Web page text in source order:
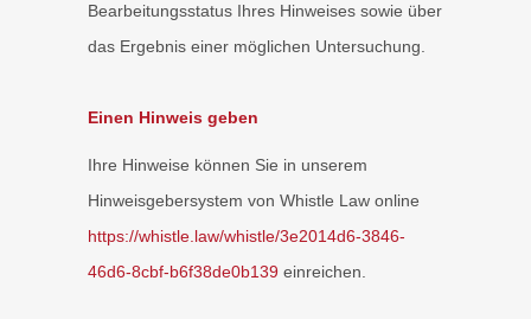
Bearbeitungsstatus Ihres Hinweises sowie über
das Ergebnis einer möglichen Untersuchung.
Einen Hinweis geben
Ihre Hinweise können Sie in unserem
Hinweisgebersystem von Whistle Law online
https://whistle.law/whistle/3e2014d6-3846-
46d6-8cbf-b6f38de0b139 einreichen.